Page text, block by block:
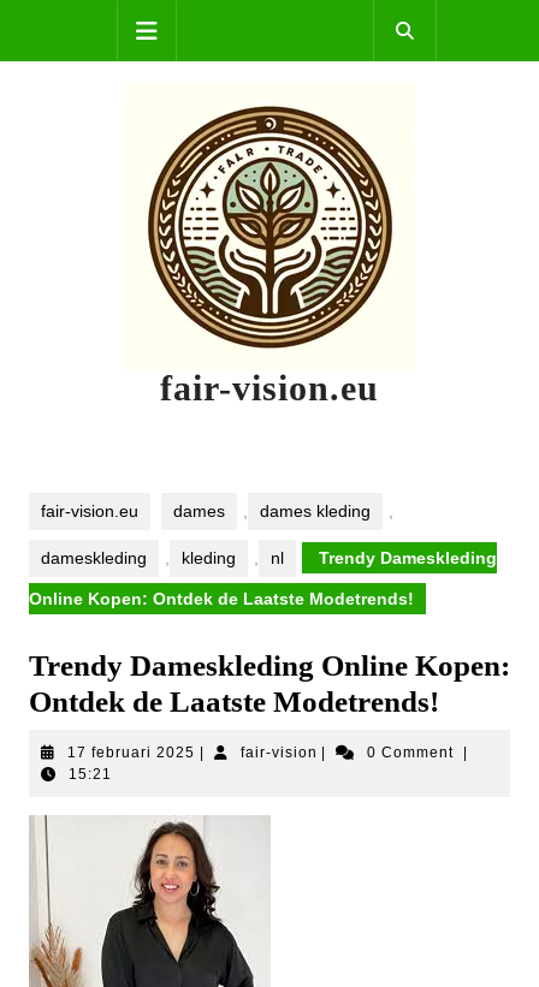
content
fair-vision.eu
fair-vision.eu dames dames kleding
dameskleding kleding nl Trendy Dameskleding
Online Kopen: Ontdek de Laatste Modetrends!
Trendy Dameskleding Online Kopen:
Ontdek de Laatste Modetrends!
17 februari 2025 17
fair-vision fair-
0 Comment
15:21